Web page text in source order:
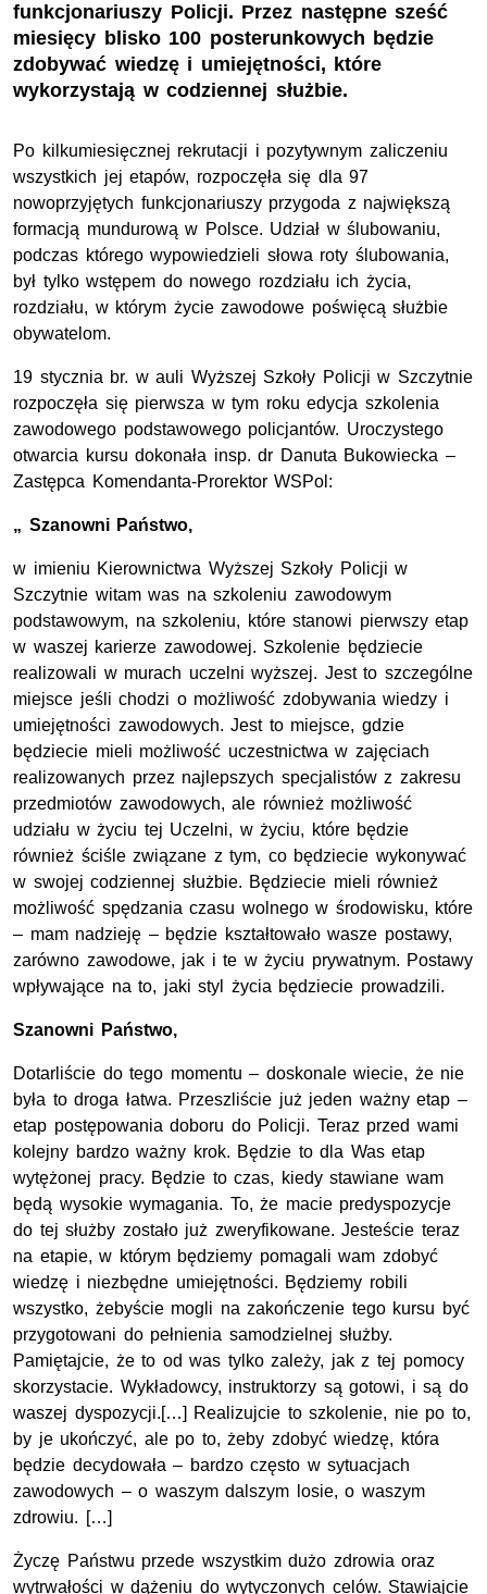
funkcjonariuszy Policji. Przez następne sześć
miesięcy blisko 100 posterunkowych będzie
zdobywać wiedzę i umiejętności, które
wykorzystają w codziennej służbie.
Po kilkumiesięcznej rekrutacji i pozytywnym zaliczeniu
wszystkich jej etapów, rozpoczęła się dla 97
nowoprzyjętych funkcjonariuszy przygoda z największą
formacją mundurową w Polsce. Udział w ślubowaniu,
podczas którego wypowiedzieli słowa roty ślubowania,
był tylko wstępem do nowego rozdziału ich życia,
rozdziału, w którym życie zawodowe poświęcą służbie
obywatelom.
19 stycznia br. w auli Wyższej Szkoły Policji w Szczytnie
rozpoczęła się pierwsza w tym roku edycja szkolenia
zawodowego podstawowego policjantów. Uroczystego
otwarcia kursu dokonała insp. dr Danuta Bukowiecka –
Zastępca Komendanta-Prorektor WSPol:
„ Szanowni Państwo,
w imieniu Kierownictwa Wyższej Szkoły Policji w
Szczytnie witam was na szkoleniu zawodowym
podstawowym, na szkoleniu, które stanowi pierwszy etap
w waszej karierze zawodowej. Szkolenie będziecie
realizowali w murach uczelni wyższej. Jest to szczególne
miejsce jeśli chodzi o możliwość zdobywania wiedzy i
umiejętności zawodowych. Jest to miejsce, gdzie
będziecie mieli możliwość uczestnictwa w zajęciach
realizowanych przez najlepszych specjalistów z zakresu
przedmiotów zawodowych, ale również możliwość
udziału w życiu tej Uczelni, w życiu, które będzie
również ściśle związane z tym, co będziecie wykonywać
w swojej codziennej służbie. Będziecie mieli również
możliwość spędzania czasu wolnego w środowisku, które
– mam nadzieję – będzie kształtowało wasze postawy,
zarówno zawodowe, jak i te w życiu prywatnym. Postawy
wpływające na to, jaki styl życia będziecie prowadzili.
Szanowni Państwo,
Dotarliście do tego momentu – doskonale wiecie, że nie
była to droga łatwa. Przeszliście już jeden ważny etap –
etap postępowania doboru do Policji. Teraz przed wami
kolejny bardzo ważny krok. Będzie to dla Was etap
wytężonej pracy. Będzie to czas, kiedy stawiane wam
będą wysokie wymagania. To, że macie predyspozycje
do tej służby zostało już zweryfikowane. Jesteście teraz
na etapie, w którym będziemy pomagali wam zdobyć
wiedzę i niezbędne umiejętności. Będziemy robili
wszystko, żebyście mogli na zakończenie tego kursu być
przygotowani do pełnienia samodzielnej służby.
Pamiętajcie, że to od was tylko zależy, jak z tej pomocy
skorzystacie. Wykładowcy, instruktorzy są gotowi, i są do
waszej dyspozycji.[…] Realizujcie to szkolenie, nie po to,
by je ukończyć, ale po to, żeby zdobyć wiedzę, która
będzie decydowała – bardzo często w sytuacjach
zawodowych – o waszym dalszym losie, o waszym
zdrowiu. […]
Życzę Państwu przede wszystkim dużo zdrowia oraz
wytrwałości w dążeniu do wytyczonych celów. Stawiajcie